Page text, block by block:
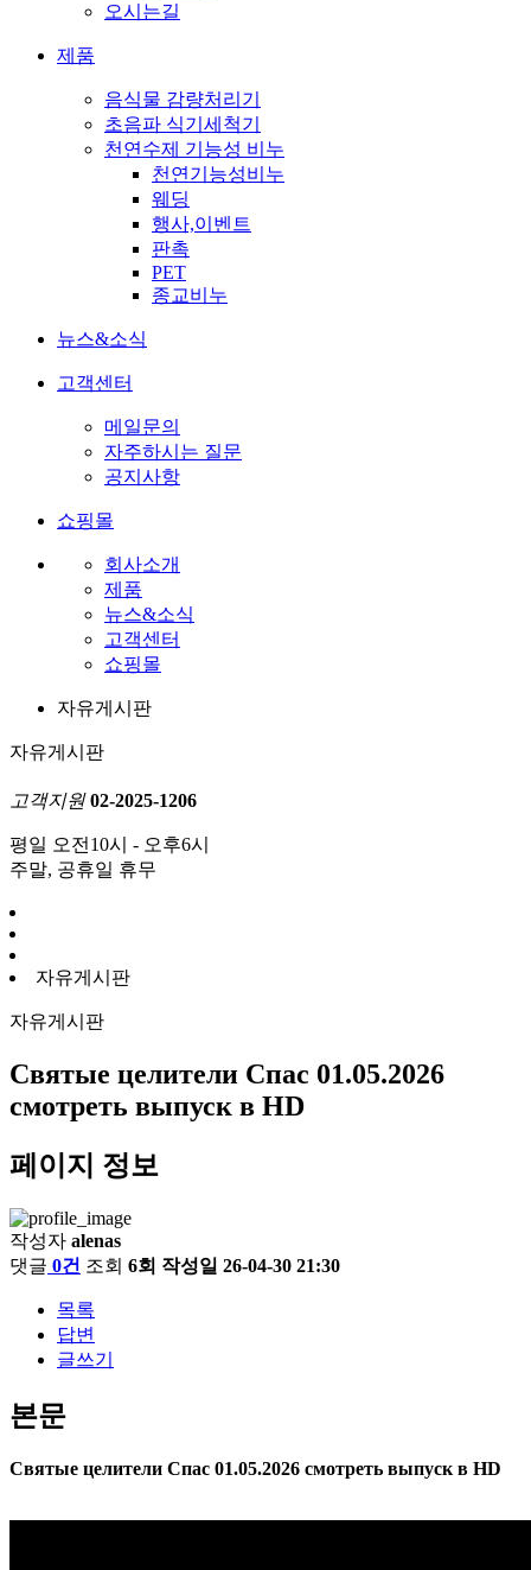
오시는길
제품
음식물 감량처리기
초음파 식기세척기
천연수제 기능성 비누
천연기능성비누
웨딩
행사,이벤트
판촉
PET
종교비누
뉴스&소식
고객센터
메일문의
자주하시는 질문
공지사항
쇼핑몰
회사소개
제품
뉴스&소식
고객센터
쇼핑몰
자유게시판
자유게시판
고객지원 02-2025-1206
평일 오전10시 - 오후6시
주말, 공휴일 휴무
자유게시판
자유게시판
Святые целители Спас 01.05.2026
смотреть выпуск в HD
페이지 정보
작성자 alenas
댓글 0건 조회 6회 작성일 26-04-30 21:30
목록
답변
글쓰기
본문
Святые целители Спас 01.05.2026 смотреть выпуск в HD